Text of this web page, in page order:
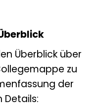
Überblick über
zu
der